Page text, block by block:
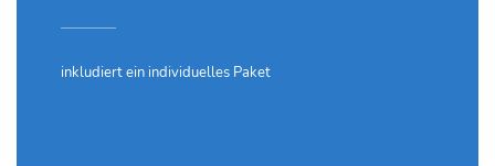
inkludiert ein individuelles Paket